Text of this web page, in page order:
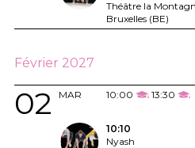
Théâtre la
Bruxelles (BE)
Février 2027
MAR
02 10:00 13:30
10:10
Nyash